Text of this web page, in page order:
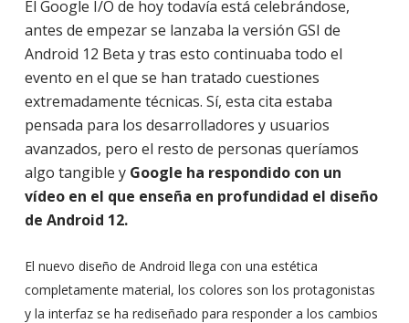
El Google I/O de hoy todavía está celebrándose,
antes de empezar se lanzaba la versión GSI de
Android 12 Beta y tras esto continuaba todo el
evento en el que se han tratado cuestiones
extremadamente técnicas. Sí, esta cita estaba
pensada para los desarrolladores y usuarios
avanzados, pero el resto de personas queríamos
algo tangible y Google ha respondido con un
vídeo en el que enseña en profundidad el diseño
de Android 12.
El nuevo diseño de Android llega con una estética
completamente material, los colores son los protagonistas
y la interfaz se ha rediseñado para responder a los cambios